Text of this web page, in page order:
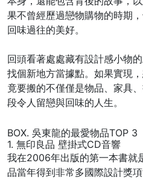
果不曾經歷過戀物購物的時期
回味過往的美好。
回頭看著處處藏有設計感小物
找個新地方當據點。如果實現
竟要搬的不僅僅是物品、家具
段令人留戀與回味的人生。
BOX. 吳東龍的最愛物品TOP 3
1. 無印良品 壁掛式CD音響
我在2006年出版的第一本書就
品當年得到非常多國際設計獎